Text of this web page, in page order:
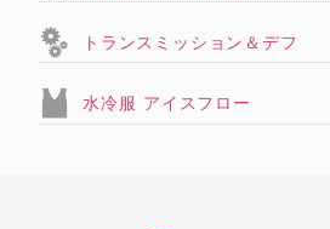
トランスミッション＆デフ
水冷服 アイスフロー